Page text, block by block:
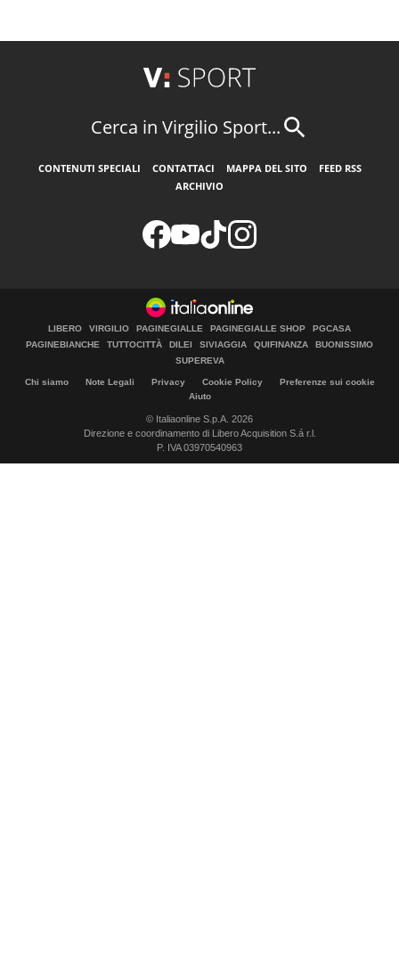
Cerca in Virgilio Sport...
CONTENUTI SPECIALI CONTATTACI MAPPA DEL SITO
FEED RSS
ARCHIVIO
LIBERO VIRGILIO PAGINEGIALLE PAGINEGIALLE SHOP
PGCASA
PAGINEBIANCHE
TUTTOCITTÀ DILEI SIVIAGGIA QUIFINANZA
BUONISSIMO
SUPEREVA
Chi siamo Note Legali Privacy Cookie Policy
Preferenze sui cookie
Aiuto
© Italiaonline S.p.A. 2026
Direzione e coordinamento di Libero Acquisition S.á r.l.
P. IVA 03970540963